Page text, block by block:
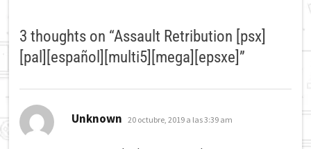
3 thoughts on “Assault Retribution [psx]
[pal][español][multi5][mega][epsxe] ”
Unknown dice:
20 octubre, 2019 a las 3:39 am